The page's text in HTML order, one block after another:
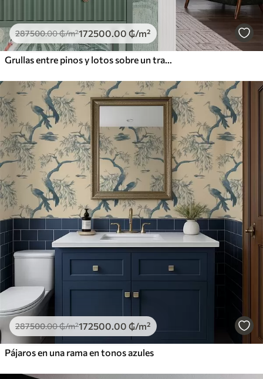
287500.00₲/m²172500.00 ₲/m²
Grullas entre pinos y lotos sobre un tranquilo fondo verde
287500.00₲/m²172500.00 ₲/m²
Pájaros en una rama en tonos azules